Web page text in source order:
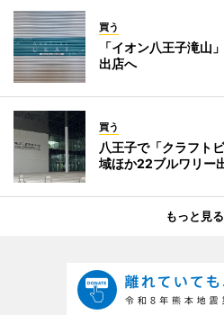
買う
「イオン八王子滝
出店へ
買う
八王子で「クラフト
域ほか22ブルワリー
もっと見る